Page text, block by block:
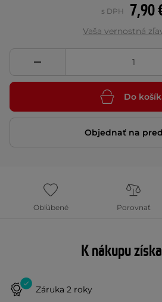
7,90
s DPH
Vaša vernostná
Do
Objednať na
Obľúbené Porovnať
K nákupu
Záruka 2 roky